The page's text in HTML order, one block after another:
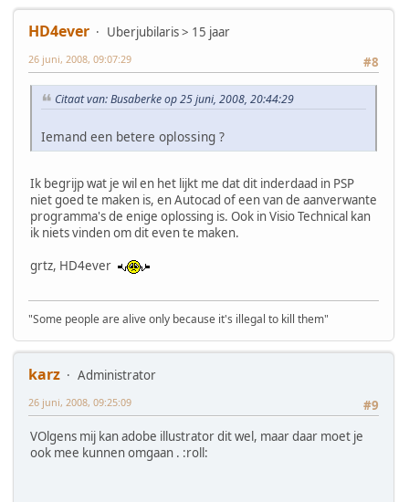
HD4ever
Uberjubilaris > 15 jaar
#8
26 juni, 2008, 09:07:29
Citaat van: Busaberke op 25 juni, 2008, 20:44:29
Iemand een betere oplossing ?
Ik begrijp wat je wil en het lijkt me dat dit inderdaad in PSP
niet goed te maken is, en Autocad of een van de aanverwante
programma's de enige oplossing is. Ook in Visio Technical kan
ik niets vinden om dit even te maken.
grtz, HD4ever
"Some people are alive only because it's illegal to kill them"
karz
Administrator
#9
26 juni, 2008, 09:25:09
VOlgens mij kan adobe illustrator dit wel, maar daar moet je
ook mee kunnen omgaan . :roll: